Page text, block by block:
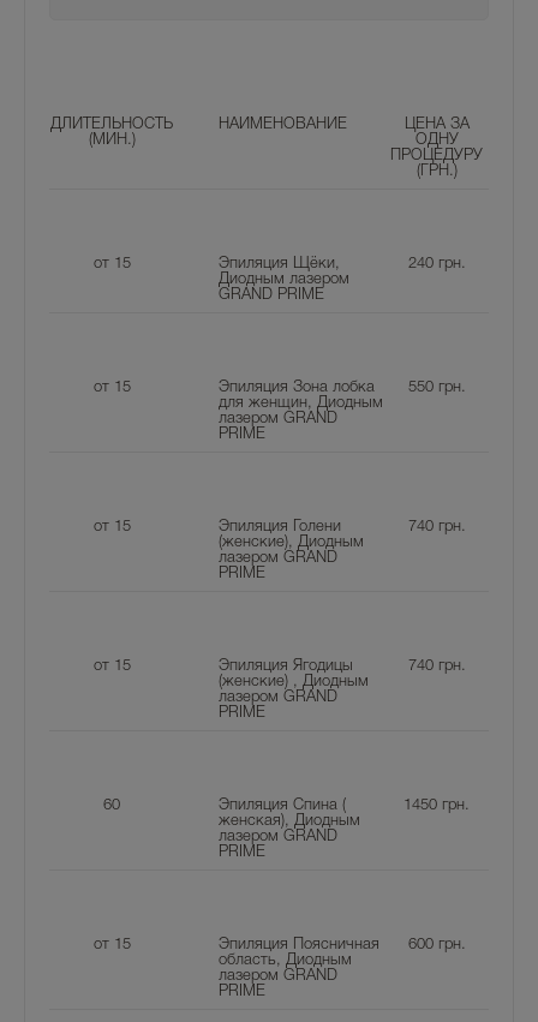
ДЛИТЕЛЬНОСТЬ
(МИН.)
НАИМЕНОВАНИЕ
ЦЕНА ЗА
ОДНУ
ПРОЦЕДУРУ
(ГРН.)
от 15
Эпиляция Щёки,
Диодным лазером
GRAND PRIME
240грн.
от 15
Эпиляция Зона лобка
для женщин, Диодным
лазером GRAND
PRIME
550грн.
от 15
Эпиляция Голени
(женские), Диодным
лазером GRAND
PRIME
740грн.
от 15
Эпиляция Ягодицы
(женские) , Диодным
лазером GRAND
PRIME
740грн.
60
Эпиляция Спина (
женская), Диодным
лазером GRAND
PRIME
1450 грн.
от 15
Эпиляция Поясничная
область, Диодным
лазером GRAND
PRIME
600грн.